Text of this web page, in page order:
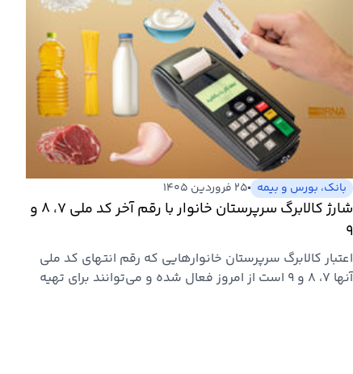
بانک، بورس و بیمه ۲۵ فروردین ۱۴۰۵
شارژ کالابرگ سرپرستان خانوار با رقم آخر کد ملی ۷، ۸ و
۹
اعتبار کالابرگ سرپرستان خانوارهایی که رقم انتهای کد ملی
آنها ۷، ۸ و ۹ است از امروز فعال شده و می‌توانند برای تهیه